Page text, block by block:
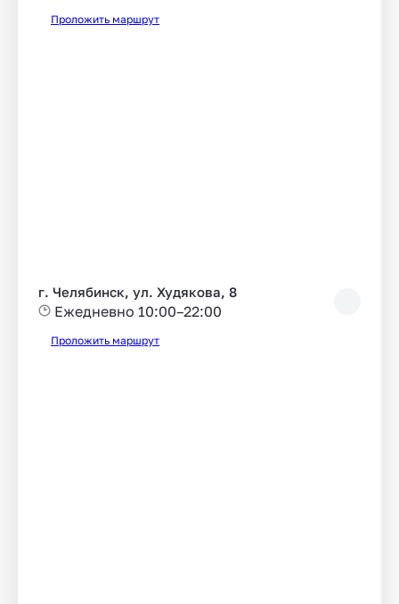
Проложить маршрут
г. Челябинск, ул. Худякова, 8
Ежедневно 10:00–22:00
Проложить маршрут